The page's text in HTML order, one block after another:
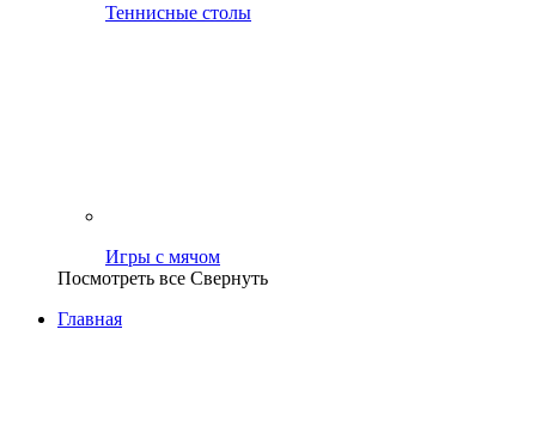
Теннисные столы
Игры с мячом
Посмотреть все Свернуть
Главная